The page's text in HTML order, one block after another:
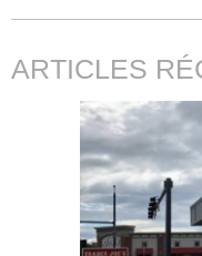
ARTICLES